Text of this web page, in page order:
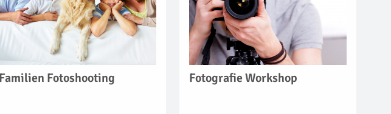
Familien Fotoshooting Fotografie Workshop